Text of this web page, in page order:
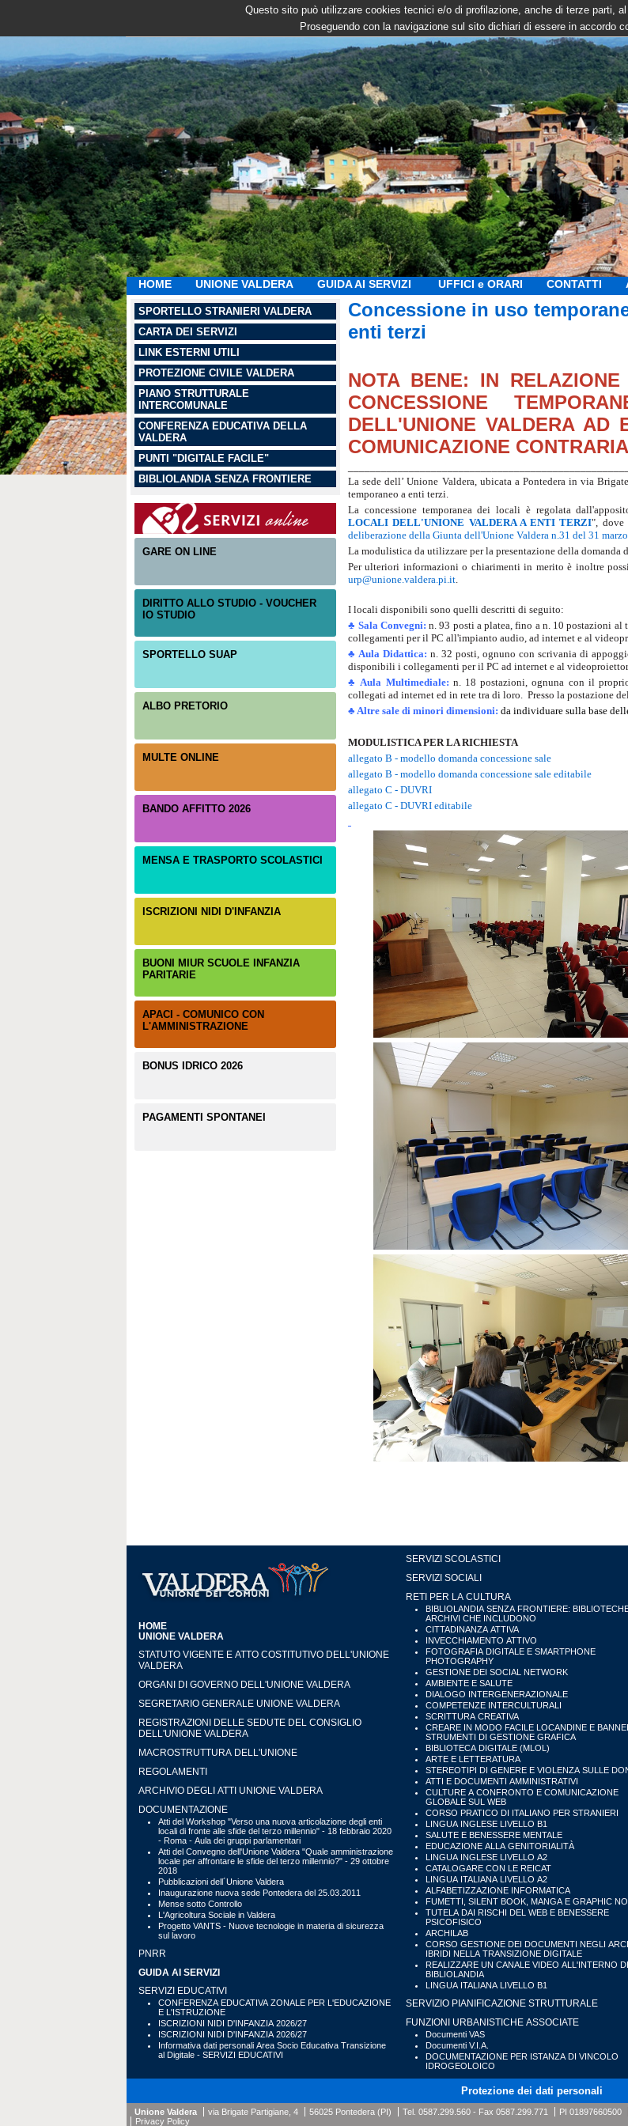
Questo sito può utilizzare cookies tecnici e/o di profilazione, anche di terze parti,
Proseguendo con la navigazione sul sito dichiari di essere in accordo
HOME UNIONE VALDERA GUIDA AI SERVIZI UFFICI e ORARI CONTATTI
SPORTELLO STRANIERI VALDERA
CARTA DEI SERVIZI
LINK ESTERNI UTILI
PROTEZIONE CIVILE VALDERA
PIANO STRUTTURALE
INTERCOMUNALE
CONFERENZA EDUCATIVA DELLA
VALDERA
PUNTI "DIGITALE FACILE"
BIBLIOLANDIA SENZA FRONTIERE
Concessione in uso
enti terzi
NOTA BENE: IN
CONCESSIONE
DELL'UNIONE VALDERA AD
COMUNICAZIONE
La sede dell’ Unione Valdera, ubicata a Pontedera in via
temporaneo a enti terzi.
La concessione temporanea dei locali è regolata
LOCALI DELL'UNIONE VALDERA A ENTI TERZI", dove
deliberazione della Giunta dell'Unione Valdera n.31 del 31
La modulistica da utilizzare per la presentazione della
Per ulteriori informazioni o chiarimenti in merito è inoltre
urp@unione.valdera.pi.it.
I locali disponibili sono quelli descritti di seguito:
♣ Sala Convegni:n. 93 posti a platea, fino a n. 10 postazioni
collegamenti per il PC all'impianto audio, ad internet e al
♣ Aula Didattica: n. 32 posti, ognuno con scrivania di
disponibili i collegamenti per il PC ad internet e al
♣Aula Multimediale: n. 18 postazioni, ognuna con il
collegati ad internet ed in rete tra di loro. Presso la postazione
♣ Altre sale di minori dimensioni: da individuare sulla base
MODULISTICA PER LA RICHIESTA
allegato B - modello domanda concessione sale
allegato B - modello domanda concessione sale editabile
allegato C - DUVRI
allegato C - DUVRI editabile
GARE ON LINE
DIRITTO ALLO STUDIO - VOUCHER
IO STUDIO
SPORTELLO SUAP
ALBO PRETORIO
MULTE ONLINE
BANDO AFFITTO 2026
MENSA E TRASPORTO SCOLASTICI
ISCRIZIONI NIDI D'INFANZIA
BUONI MIUR SCUOLE INFANZIA
PARITARIE
APACI - COMUNICO CON
L'AMMINISTRAZIONE
BONUS IDRICO 2026
PAGAMENTI SPONTANEI
HOME
UNIONE VALDERA
STATUTO VIGENTE E ATTO COSTITUTIVO DELL'UNIONE
VALDERA
ORGANI DI GOVERNO DELL'UNIONE VALDERA
SEGRETARIO GENERALE UNIONE VALDERA
REGISTRAZIONI DELLE SEDUTE DEL CONSIGLIO
DELL'UNIONE VALDERA
MACROSTRUTTURA DELL'UNIONE
REGOLAMENTI
ARCHIVIO DEGLI ATTI UNIONE VALDERA
DOCUMENTAZIONE
Atti del Workshop "Verso una nuova articolazione degli enti
locali di fronte alle sfide del terzo millennio" - 18 febbraio 2020
- Roma - Aula dei gruppi parlamentari
Atti del Convegno dell'Unione Valdera "Quale amministrazione
locale per affrontare le sfide del terzo millennio?" - 29 ottobre
2018
Pubblicazioni dell´Unione Valdera
Inaugurazione nuova sede Pontedera del 25.03.2011
Mense sotto Controllo
L'Agricoltura Sociale in Valdera
Progetto VANTS - Nuove tecnologie in materia di sicurezza
sul lavoro
PNRR
GUIDA AI SERVIZI
SERVIZI EDUCATIVI
CONFERENZA EDUCATIVA ZONALE PER L'EDUCAZIONE
E L'ISTRUZIONE
ISCRIZIONI NIDI D'INFANZIA 2026/27
ISCRIZIONI NIDI D'INFANZIA 2026/27
Informativa dati personali Area Socio Educativa Transizione
al Digitale - SERVIZI EDUCATIVI
SERVIZI SCOLASTICI
SERVIZI SOCIALI
RETI PER LA CULTURA
BIBLIOLANDIA SENZA FRONTIERE:
ARCHIVI CHE INCLUDONO
CITTADINANZA ATTIVA
INVECCHIAMENTO ATTIVO
FOTOGRAFIA DIGITALE E SMARTPHONE
PHOTOGRAPHY
GESTIONE DEI SOCIAL NETWORK
AMBIENTE E SALUTE
DIALOGO INTERGENERAZIONALE
COMPETENZE INTERCULTURALI
SCRITTURA CREATIVA
CREARE IN MODO FACILE LOCANDINE E
STRUMENTI DI GESTIONE GRAFICA
BIBLIOTECA DIGITALE (MLOL)
ARTE E LETTERATURA
STEREOTIPI DI GENERE E VIOLENZA SULLE
ATTI E DOCUMENTI AMMINISTRATIVI
CULTURE A CONFRONTO E COMUNICAZIONE
GLOBALE SUL WEB
CORSO PRATICO DI ITALIANO PER STRANIERI
LINGUA INGLESE LIVELLO B1
SALUTE E BENESSERE MENTALE
EDUCAZIONE ALLA GENITORIALITÀ
LINGUA INGLESE LIVELLO A2
CATALOGARE CON LE REICAT
LINGUA ITALIANA LIVELLO A2
ALFABETIZZAZIONE INFORMATICA
FUMETTI, SILENT BOOK, MANGA E GRAPHIC
TUTELA DAI RISCHI DEL WEB E BENESSERE
PSICOFISICO
ARCHILAB
CORSO GESTIONE DEI DOCUMENTI NEGLI
IBRIDI NELLA TRANSIZIONE DIGITALE
REALIZZARE UN CANALE VIDEO ALL'INTERNO
BIBLIOLANDIA
LINGUA ITALIANA LIVELLO B1
SERVIZIO PIANIFICAZIONE STRUTTURALE
FUNZIONI URBANISTICHE ASSOCIATE
Documenti VAS
Documenti V.I.A.
DOCUMENTAZIONE PER ISTANZA DI VINCOLO
IDROGEOLOICO
Protezione dei dati personali
Unione Valdera via Brigate Partigiane, 4 56025 Pontedera (PI) Tel. 0587.299.560 - Fax 0587.299.771 PI 01897660500
Privacy Policy